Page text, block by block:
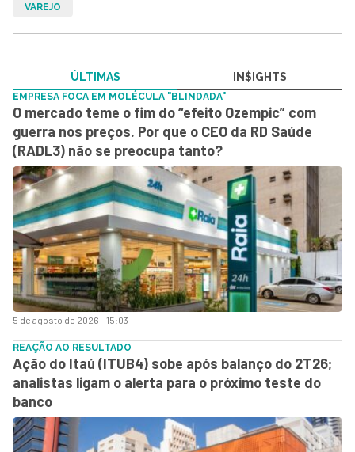
VAREJO
ÚLTIMAS IN$IGHTS
5 de agosto de 2026 - 15:03
EMPRESA FOCA EM MOLÉCULA "BLINDADA"
O mercado teme o fim do “efeito Ozempic” com
guerra nos preços. Por que o CEO da RD Saúde
(RADL3) não se preocupa tanto?
REAÇÃO AO RESULTADO
Ação do Itaú (ITUB4) sobe após balanço do 2T26;
analistas ligam o alerta para o próximo teste do
banco